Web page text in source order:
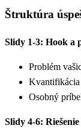
Štruktúra
Slidy 1-3: Hook a
Problém
Kvantifikácia
Osobný
Slidy 4-6: